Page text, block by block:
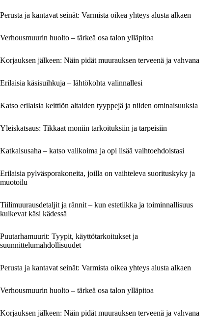
Perusta ja kantavat seinät: Varmista oikea yhteys alusta alkaen
Verhousmuurin huolto – tärkeä osa talon ylläpitoa
Korjauksen jälkeen: Näin pidät muurauksen terveenä ja vahvana
Erilaisia käsisuihkuja – lähtökohta valinnallesi
Katso erilaisia keittiön altaiden tyyppejä ja niiden ominaisuuksia
Yleiskatsaus: Tikkaat moniin tarkoituksiin ja tarpeisiin
Katkaisusaha – katso valikoima ja opi lisää vaihtoehdoistasi
Erilaisia pylväsporakoneita, joilla on vaihteleva suorituskyky ja
muotoilu
Tiilimuurausdetaljit ja rännit – kun estetiikka ja toiminnallisuus
kulkevat käsi kädessä
Puutarhamuurit: Tyypit, käyttötarkoitukset ja
suunnittelumahdollisuudet
Perusta ja kantavat seinät: Varmista oikea yhteys alusta alkaen
Verhousmuurin huolto – tärkeä osa talon ylläpitoa
Korjauksen jälkeen: Näin pidät muurauksen terveenä ja vahvana